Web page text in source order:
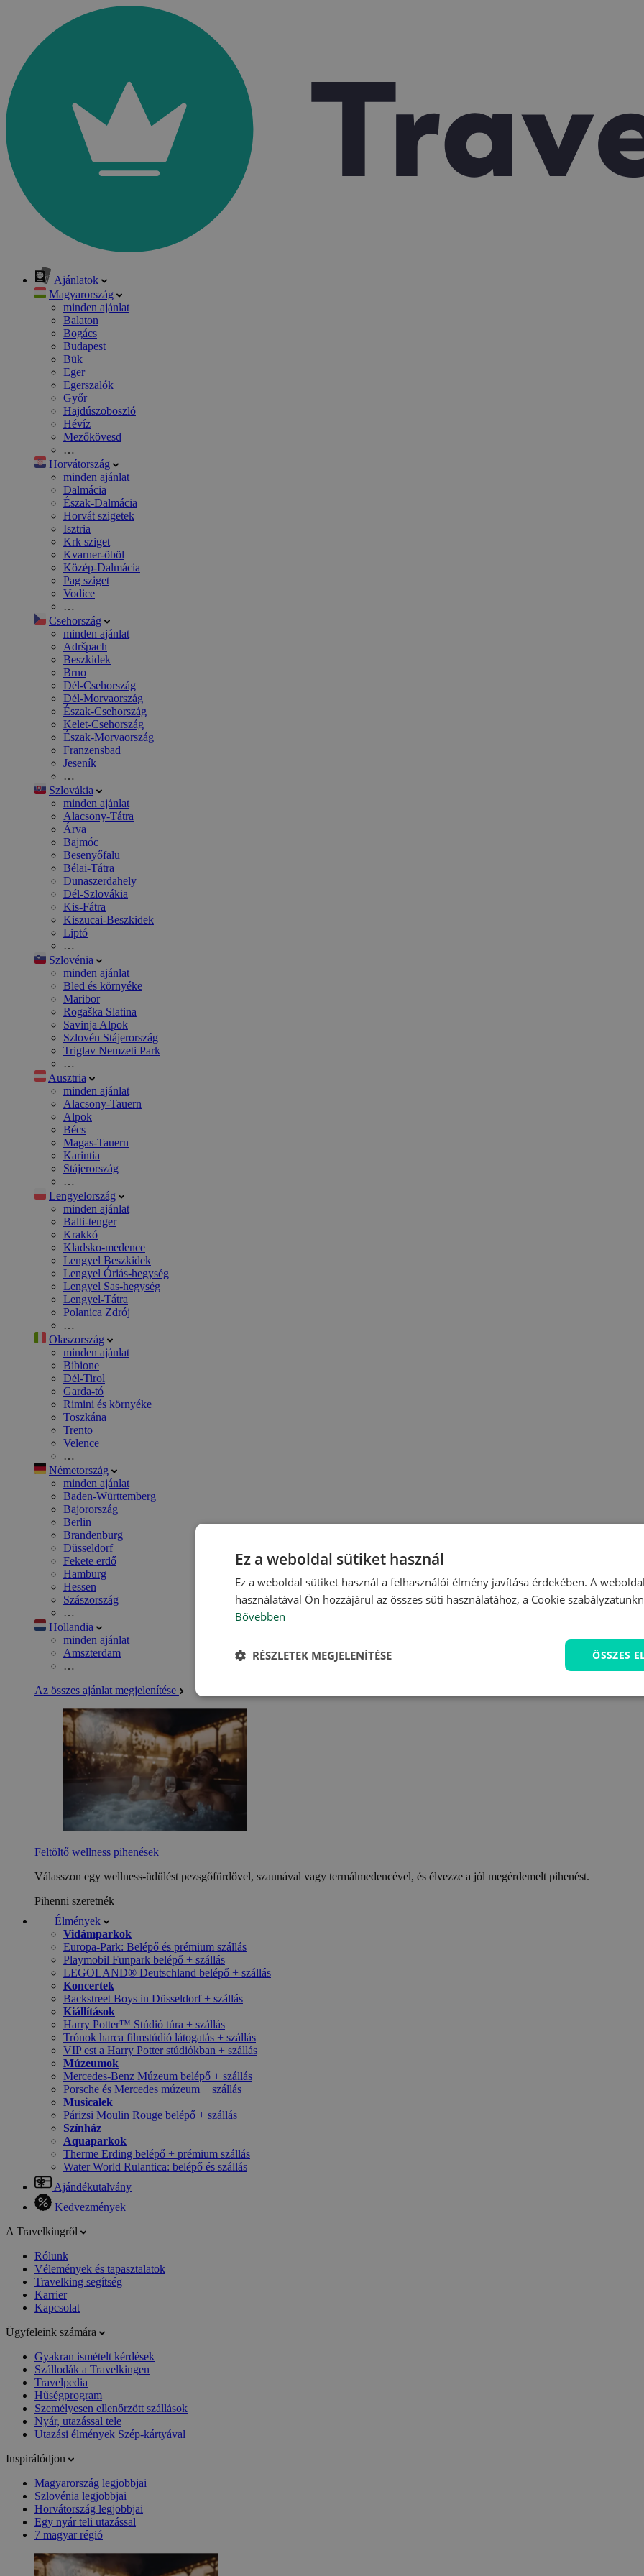
Ajánlatok
Magyarország
minden ajánlat
Balaton
Bogács
Budapest
Bük
Eger
Egerszalók
Győr
Hajdúszoboszló
Hévíz
Mezőkövesd
…
Horvátország
minden ajánlat
Dalmácia
Észak-Dalmácia
Horvát szigetek
Isztria
Krk sziget
Kvarner-öböl
Közép-Dalmácia
Pag sziget
Vodice
…
Csehország
minden ajánlat
Adršpach
Beszkidek
Brno
Dél-Csehország
Dél-Morvaország
Észak-Csehország
Kelet-Csehország
Észak-Morvaország
Franzensbad
Jeseník
…
Szlovákia
minden ajánlat
Alacsony-Tátra
Árva
Bajmóc
Besenyőfalu
Bélai-Tátra
Dunaszerdahely
Dél-Szlovákia
Kis-Fátra
Kiszucai-Beszkidek
Liptó
…
Szlovénia
minden ajánlat
Bled és környéke
Maribor
Rogaška Slatina
Savinja Alpok
Szlovén Stájerország
Triglav Nemzeti Park
…
Ausztria
minden ajánlat
Alacsony-Tauern
Alpok
Bécs
Magas-Tauern
Karintia
Stájerország
…
Lengyelország
minden ajánlat
Balti-tenger
Krakkó
Kladsko-medence
Lengyel Beszkidek
Lengyel Óriás-hegység
Lengyel Sas-hegység
Lengyel-Tátra
Polanica Zdrój
…
Olaszország
minden ajánlat
Bibione
Dél-Tirol
Garda-tó
Rimini és környéke
Toszkána
Trento
Velence
…
Németország
minden ajánlat
Baden-Württemberg
Bajorország
Berlin
Brandenburg
Düsseldorf
Fekete erdő
Hamburg
Hessen
Szászország
…
Hollandia
minden ajánlat
Amszterdam
…
Az összes ajánlat megjelenítése
Feltöltő wellness pihenések
Válasszon egy wellness-üdülést pezsgőfürdővel, szaunával vagy termálmedencével, és élvezze a jól megérdemelt pihenést.
Pihenni szeretnék
Élmények
Vidámparkok
Europa-Park: Belépő és prémium szállás
Playmobil Funpark belépő + szállás
LEGOLAND® Deutschland belépő + szállás
Koncertek
Backstreet Boys in Düsseldorf + szállás
Kiállítások
Harry Potter™ Stúdió túra + szállás
Trónok harca filmstúdió látogatás + szállás
VIP est a Harry Potter stúdiókban + szállás
Múzeumok
Mercedes-Benz Múzeum belépő + szállás
Porsche és Mercedes múzeum + szállás
Musicalek
Párizsi Moulin Rouge belépő + szállás
Színház
Aquaparkok
Therme Erding belépő + prémium szállás
Water World Rulantica: belépő és szállás
Ajándékutalvány
Kedvezmények
A Travelkingről
Rólunk
Vélemények és tapasztalatok
Travelking segítség
Karrier
Kapcsolat
Ügyfeleink számára
Gyakran ismételt kérdések
Szállodák a Travelkingen
Travelpedia
Hűségprogram
Személyesen ellenőrzött szállások
Nyár, utazással tele
Utazási élmények Szép-kártyával
Inspirálódjon
Magyarország legjobbjai
Szlovénia legjobbjai
Horvátország legjobbjai
Egy nyár teli utazással
7 magyar régió
Ez a weboldal sütiket használ
Ez a weboldal sütiket használ a felhasználói élmény javítása érdekében. A
használatával Ön hozzájárul az összes süti használatához, a Cookie
Bővebben
ÖSSZES
RÉSZLETEK MEGJELENÍTÉSE